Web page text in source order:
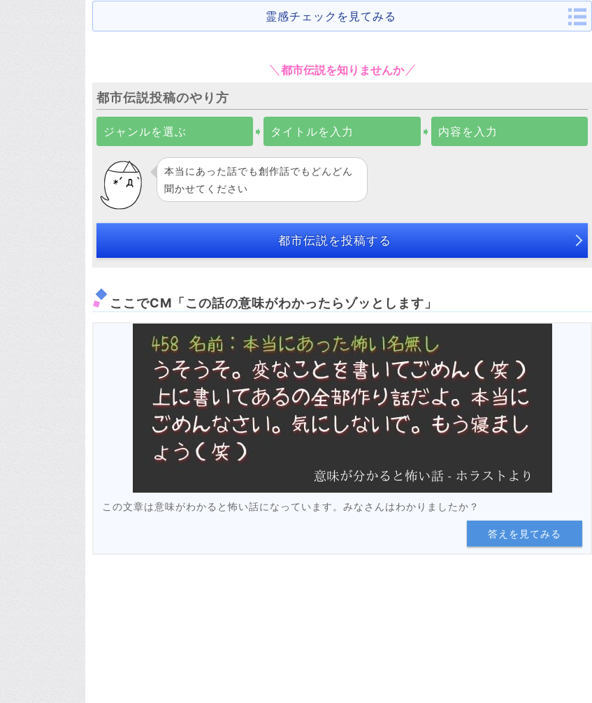
霊感チェックを見てみる
都市伝説を知りませんか
都市伝説投稿のやり方
ジャンルを選ぶ ➧ タイトルを入力 ➧ 内容を入力
本当にあった話でも創作話でもどんどん
聞かせてください
都市伝説を投稿する
ここでCM「この話の意味がわかったらゾッとします」
この文章は意味がわかると怖い話になっています。みなさんはわかりましたか？
答えを見てみる